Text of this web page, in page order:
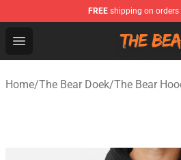
FREE shipping on orders
Open menu
The Bear Shop - Official The
Home/The Bear Doek/The Bear